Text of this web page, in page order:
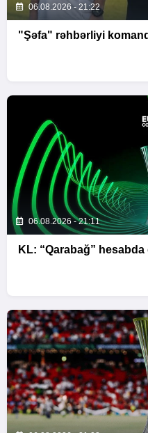
06.08.2026 - 21:22
"Şəfa" rəhbərliyi
06.08.2026 - 21:11
KL: “Qarabağ” hesabda